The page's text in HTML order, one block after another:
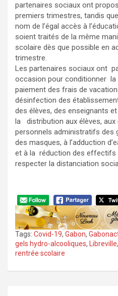
partenaires sociaux ont
premiers trimestres, tandis
nom de l’égal accès à
soient traités de la même
scolaire dès que possible en
trimestre.
Les partenaires sociaux ont
occasion pour conditionner la
paiement des frais de
désinfection des
des élèves, des enseignants
la distribution aux élèves, aux
personnels administratifs des
des masques, à l’adduction
et à la réduction des effectifs
respecter la distanciation
Tags: Covid-19, Gabon,
gels hydro-alcooliques, Libreville,
rentrée scolaire